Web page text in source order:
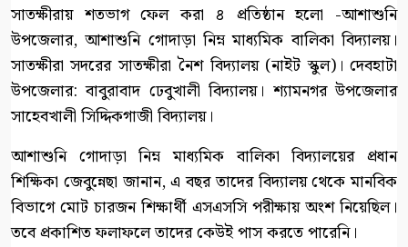
সাতক্ষীরায় শতভাগ ফেল করা ৪ প্রতিষ্ঠান হলো -আশাশুনি
উপজেলার, আশাশুনি গোদাড়া নিম্ন মাধ্যমিক বালিকা বিদ্যালয়।
সাতক্ষীরা সদরের সাতক্ষীরা নৈশ বিদ্যালয় (নাইট স্কুল)। দেবহাটা
উপজেলার: বাবুরাবাদ ঢেবুখালী বিদ্যালয়। শ্যামনগর উপজেলার
সাহেবখালী সিদ্দিকগাজী বিদ্যালয়।
আশাশুনি গোদাড়া নিম্ন মাধ্যমিক বালিকা বিদ্যালয়ের প্রধান
শিক্ষিকা জেবুন্নেছা জানান, এ বছর তাদের বিদ্যালয় থেকে মানবিক
বিভাগে মোট চারজন শিক্ষার্থী এসএসসি পরীক্ষায় অংশ নিয়েছিল।
তবে প্রকাশিত ফলাফলে তাদের কেউই পাস করতে পারেনি।